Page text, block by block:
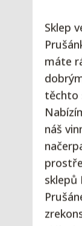
Sklep
máte
těchto
náš
sklepů